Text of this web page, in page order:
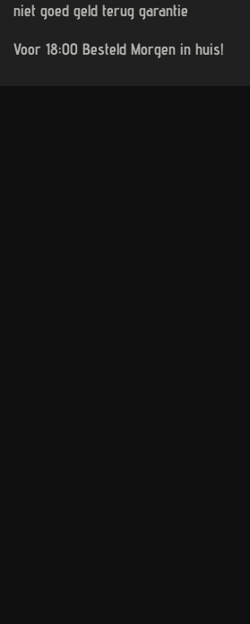
niet goed geld terug garantie
Voor 18:00 Besteld Morgen in huis!